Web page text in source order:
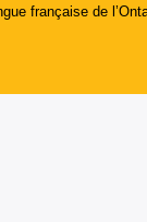
française de